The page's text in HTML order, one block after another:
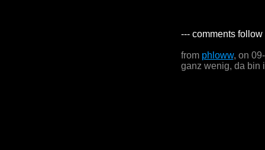
--- comments
from phloww, on
ganz wenig, da bin